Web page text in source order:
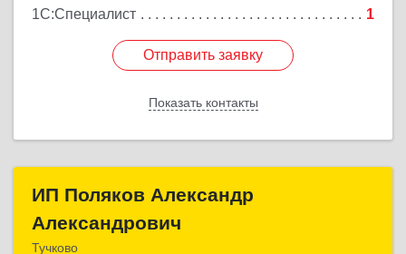
1С:Специалист
1
Отправить заявку
Показать контакты
Отправить заявку
Назад
ИП Поляков Александр
Александрович
Тучково
ИП Поляков Александр